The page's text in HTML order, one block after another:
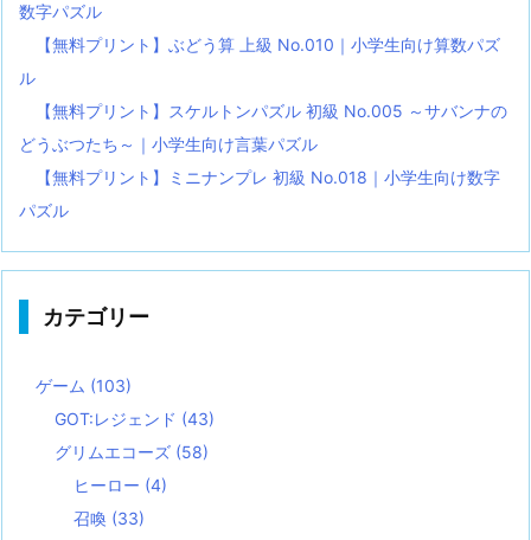
数字パズル
【無料プリント】ぶどう算 上級 No.010｜小学生向け算数パズ
ル
【無料プリント】スケルトンパズル 初級 No.005 ～サバンナの
どうぶつたち～｜小学生向け言葉パズル
【無料プリント】ミニナンプレ 初級 No.018｜小学生向け数字
パズル
カテゴリー
ゲーム (103)
GOT:レジェンド (43)
グリムエコーズ (58)
ヒーロー (4)
召喚 (33)